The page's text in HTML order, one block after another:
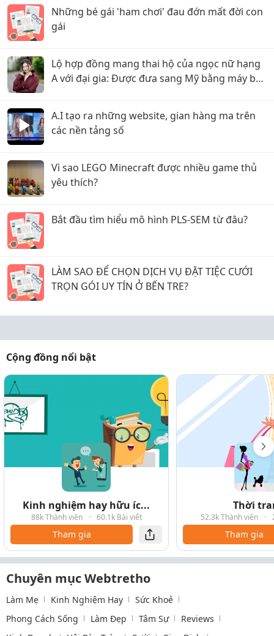
Những bé gái 'ham chơi' đau đớn mất đời con
gái
Lộ hợp đồng mang thai hộ của ngọc nữ hạng
A với đại gia: Được đưa sang Mỹ bằng máy bay
A.I tạo ra những website, gian hàng ma trên
các nền tảng số
Vì sao LEGO Minecraft được nhiều game thủ
yêu thích?
Bắt đầu tìm hiểu mô hình PLS-SEM từ đâu?
LÀM SAO ĐỂ CHỌN DỊCH VỤ ĐẶT TIỆC CƯỚI
TRỌN GÓI UY TÍN Ở BẾN TRE?
Cộng đồng nổi bật
Kinh nghiệm hay hữu íc...
88k Thành viên · 60.1k Bài viết
Tham gia
Thời
52.3k Thành viên ·
Tham gia
Chuyên mục Webtretho
Làm Mẹ Kinh Nghiệm Hay
Sức Khoẻ
Phong Cách Sống
Làm Đẹp Tâm Sự
Reviews